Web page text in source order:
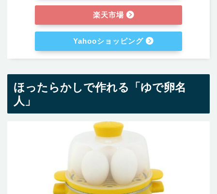
楽天市場
Yahooショッピング
ほったらかしで作れる「ゆで卵名
人」